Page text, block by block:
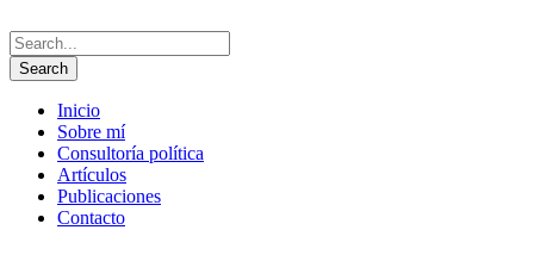
Inicio
Sobre mí
Consultoría política
Artículos
Publicaciones
Contacto